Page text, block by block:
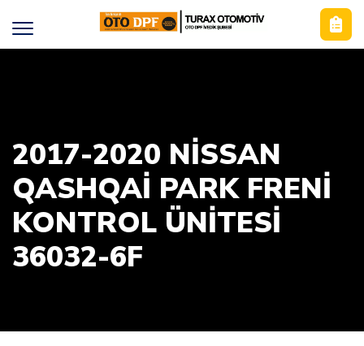
2017-2020 NISSAN
QASHQAI PARK FRENI
KONTROL ÜNITESI
36032-6F